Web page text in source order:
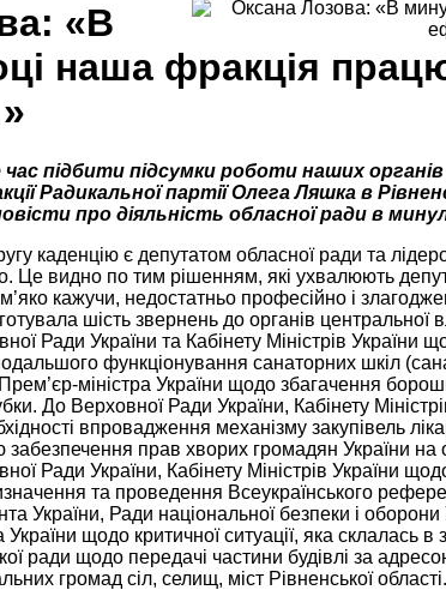
«В
наша фракція
час підбити підсумки роботи наших
Радикальної партії Олега Ляшка в
про діяльність обласної ради в
каденцію є депутатом обласної ради та
Це видно по тим рішенням, які ухвалюють
кажучи, недостатньо професійно і
шість звернень до органів
Ради України та Кабінету Міністрів України
функціонування санаторних шкіл
міністра України щодо збагачення
До Верховної Ради України, Кабінету
впровадження механізму закупівель
забезпечення прав хворих громадян України
Ради України, Кабінету Міністрів України
та проведення Всеукраїнського
України, Ради національної безпеки і
України щодо критичної ситуації, яка склалась
ради щодо передачі частини будівлі за
громад сіл, селищ, міст Рівненської області.